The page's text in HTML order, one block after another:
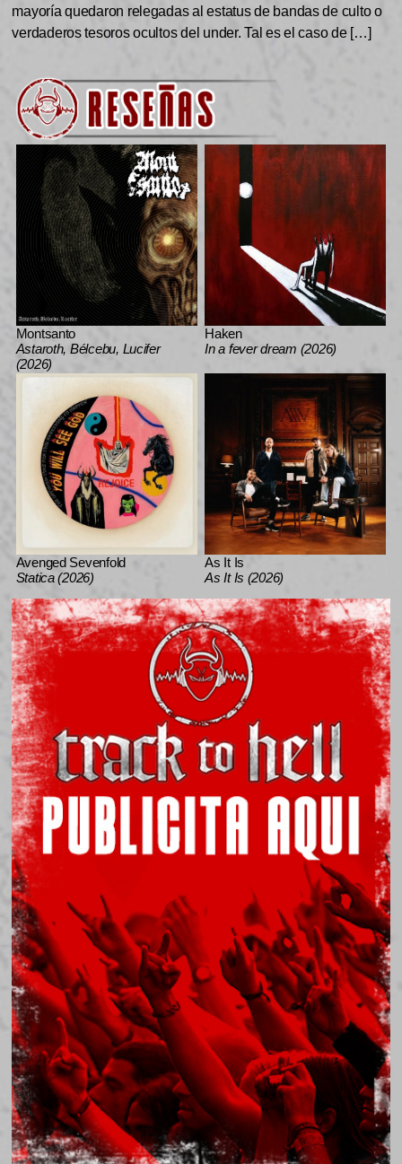
mayoría quedaron relegadas al estatus de bandas de culto o
verdaderos tesoros ocultos del under. Tal es el caso de […]
Montsanto
Astaroth, Bélcebu, Lucifer
(2026)
Haken
In a fever dream (2026)
Avenged Sevenfold
Statica (2026)
As It Is
As It Is (2026)